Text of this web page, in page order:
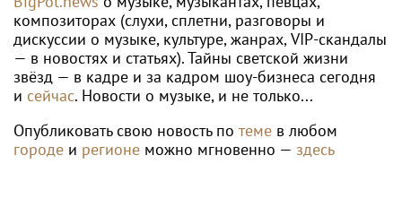
композиторах (слухи, сплетни, разговоры и
дискуссии о музыке, культуре, жанрах, VIP-скандалы
— в новостях и статьях). Тайны светской жизни
звёзд — в кадре и за кадром шоу-бизнеса сегодня
и сейчас. Новости о музыке, и не только...
Опубликовать свою новость по теме в любом
городе и регионе можно мгновенно — здесь